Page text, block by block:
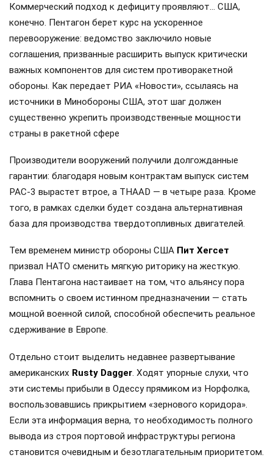
Коммерческий подход к дефициту проявляют… США,
конечно. Пентагон берет курс на ускоренное
перевооружение: ведомство заключило новые
соглашения, призванные расширить выпуск критически
важных компонентов для систем противоракетной
обороны. Как передает РИА «Новости», ссылаясь на
источники в Минобороны США, этот шаг должен
существенно укрепить производственные мощности
страны в ракетной сфере
Производители вооружений получили долгожданные
гарантии: благодаря новым контрактам выпуск систем
PAC-3 вырастет втрое, а THAAD — в четыре раза. Кроме
того, в рамках сделки будет создана альтернативная
база для производства твердотопливных двигателей.
Тем временем министр обороны США Пит Хегсет
призвал НАТО сменить мягкую риторику на жесткую.
Глава Пентагона настаивает на том, что альянсу пора
вспомнить о своем истинном предназначении — стать
мощной военной силой, способной обеспечить реальное
сдерживание в Европе.
Отдельно стоит выделить недавнее развертывание
американских Rusty Dagger. Ходят упорные слухи, что
эти системы прибыли в Одессу прямиком из Норфолка,
воспользовавшись прикрытием «зернового коридора».
Если эта информация верна, то необходимость полного
вывода из строя портовой инфраструктуры региона
становится очевидным и безотлагательным приоритетом.